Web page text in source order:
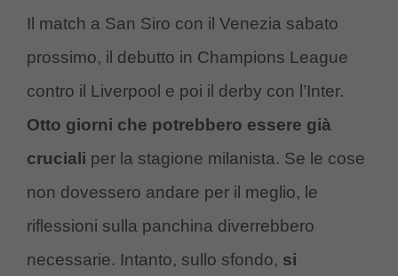
Il match a San Siro con il Venezia sabato
prossimo, il debutto in Champions League
contro il Liverpool e poi il derby con l’Inter.
Otto giorni che potrebbero essere già
cruciali per la stagione milanista. Se le cose
non dovessero andare per il meglio, le
riflessioni sulla panchina diverrebbero
necessarie. Intanto, sullo sfondo, si